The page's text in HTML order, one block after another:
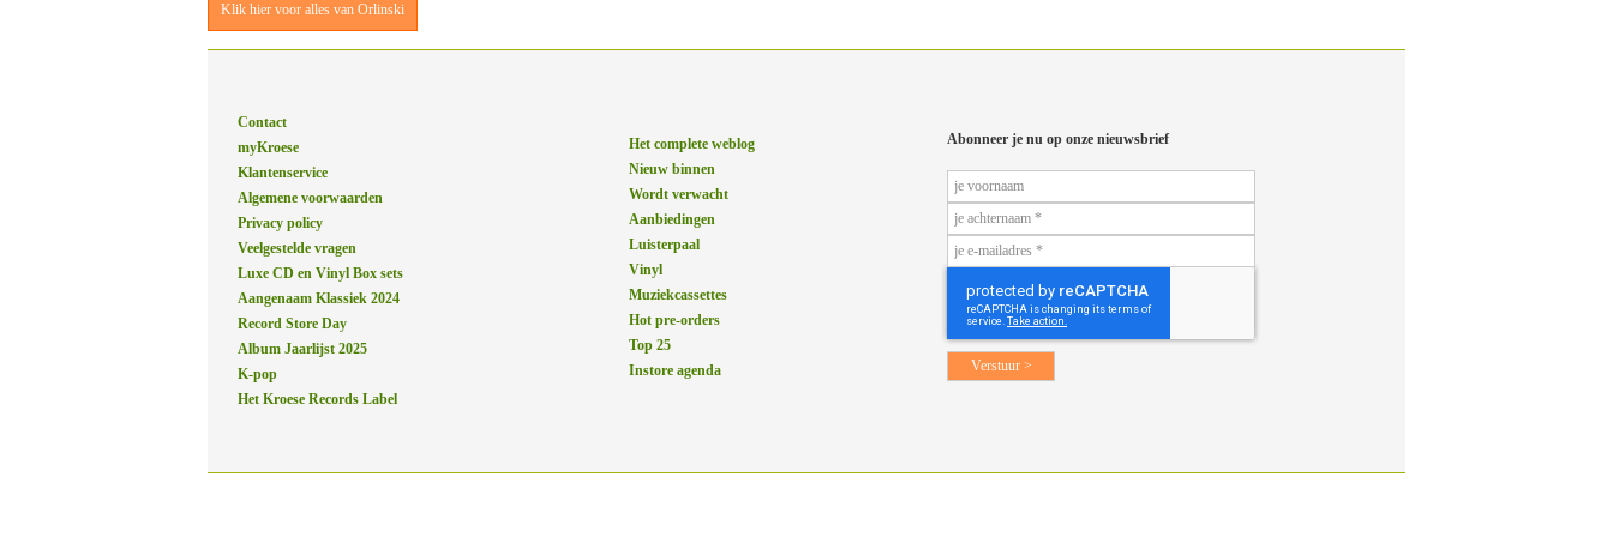
Klik hier voor alles van Orlinski
Contact
myKroese
Klantenservice
Algemene voorwaarden
Privacy policy
Veelgestelde vragen
Luxe CD en Vinyl Box sets
Aangenaam Klassiek 2024
Record Store Day
Album Jaarlijst 2025
K-pop
Het Kroese Records Label
Het complete weblog
Nieuw binnen
Wordt verwacht
Aanbiedingen
Luisterpaal
Vinyl
Muziekcassettes
Hot pre-orders
Top 25
Instore agenda
Abonneer je nu op onze nieuwsbrief